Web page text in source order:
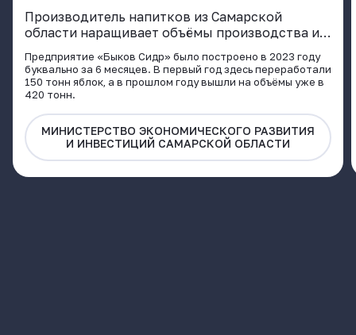
Производитель напитков из Самарской
области наращивает объёмы производства и
расширяет географию поставок
Предприятие «Быков Сидр» было построено в 2023 году
буквально за 6 месяцев. В первый год здесь переработали
150 тонн яблок, а в прошлом году вышли на объёмы уже в
420 тонн.
МИНИСТЕРСТВО ЭКОНОМИЧЕСКОГО РАЗВИТИЯ
И ИНВЕСТИЦИЙ САМАРСКОЙ ОБЛАСТИ